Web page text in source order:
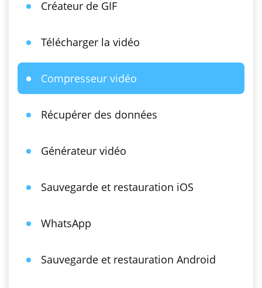
Créateur de GIF
Télécharger la vidéo
Compresseur vidéo
Récupérer des données
Générateur vidéo
Sauvegarde et restauration iOS
WhatsApp
Sauvegarde et restauration Android